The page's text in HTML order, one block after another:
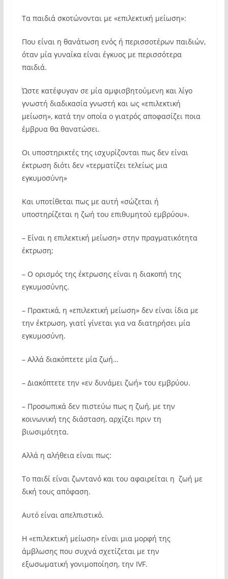
Τα παιδιά σκοτώνονται με «επιλεκτική μείωση»:
Που είναι η θανάτωση ενός ή περισσοτέρων παιδιών,
όταν μία γυναίκα είναι έγκυος με περισσότερα
παιδιά.
Ώστε κατέφυγαν σε μία αμφισβητούμενη και λίγο
γνωστή διαδικασία γνωστή και ως «επιλεκτική
μείωση», κατά την οποία ο γιατρός αποφασίζει ποια
έμβρυα θα θανατώσει.
Οι υποστηρικτές της ισχυρίζονται πως δεν είναι
έκτρωση διότι δεν «τερματίζει τελείως μια
εγκυμοσύνη»
Και υποτίθεται πως με αυτή «σώζεται ή
υποστηρίζεται η ζωή του επιθυμητού εμβρύου».
– Είναι η επιλεκτική μείωση» στην πραγματικότητα
έκτρωση;
– Ο ορισμός της έκτρωσης είναι η διακοπή της
εγκυμοσύνης.
– Πρακτικά, η «επιλεκτική μείωση» δεν είναι ίδια με
την έκτρωση, γιατί γίνεται για να διατηρήσει μία
εγκυμοσύνη.
– Αλλά διακόπτετε μία ζωή…
– Διακόπτετε την «εν δυνάμει ζωή» του εμβρύου.
– Προσωπικά δεν πιστεύω πως η ζωή, με την
κοινωνική της διάσταση, αρχίζει πριν τη
βιωσιμότητα.
Αλλά η αλήθεια είναι πως:
Το παιδί είναι ζωντανό και του αφαιρείται η ζωή με
δική τους απόφαση.
Αυτό είναι απελπιστικό.
Η «επιλεκτική μείωση» είναι μια μορφή της
άμβλωσης που συχνά σχετίζεται με την
εξωσωματική γονιμοποίηση, την IVF.